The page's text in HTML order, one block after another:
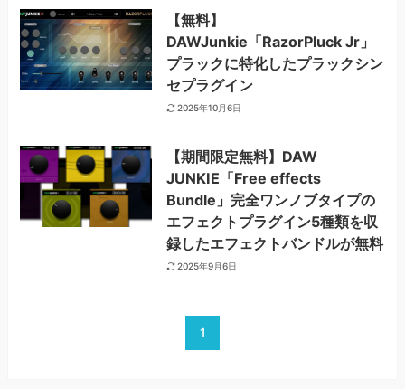
【無料】
DAWJunkie「RazorPluck Jr」
プラックに特化したプラックシン
セプラグイン
2025年10月6日
【期間限定無料】DAW
JUNKIE「Free effects
Bundle」完全ワンノブタイプの
エフェクトプラグイン5種類を収
録したエフェクトバンドルが無料
2025年9月6日
1